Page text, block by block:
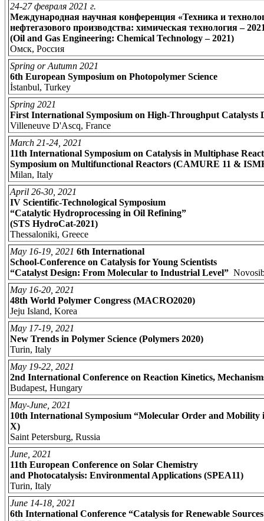
24-27 февраля 2021 г.
Международная научная конференция «Техника и
нефтегазового производства: химическая технология –
(Oil and Gas Engineering: Chemical Technology – 2021)
Омск, Россия
Spring or Autumn 2021
6th European Symposium on Photopolymer Science
İstanbul, Turkey
Spring 2021
First International Symposium on High-Throughput Catalysts
Villeneuve D'Ascq, France
March 21-24, 2021
11th International Symposium on Catalysis in Multiphase
Symposium on Multifunctional Reactors (CAMURE 11 &
Milan, Italy
April 26-30, 2021
IV Scientific-Technological Symposium
“Catalytic Hydroprocessing in Oil Refining”
(STS HydroCat-2021)
Thessaloniki, Greece
May 16-19, 2021 6th International
School-Conference on Catalysis for Young Scientists
“Catalyst Design: From Molecular to Industrial Level”
May 16-20, 2021
48th World Polymer Congress (MACRO2020)
Jeju Island, Korea
May 17-19, 2021
New Trends in Polymer Science (Polymers 2020)
Turin, Italy
May 19-22, 2021
2nd International Conference on Reaction Kinetics,
Budapest, Hungary
May-June, 2021
10th International Symposium “Molecular Order and Mobility
X)
Saint Petersburg, Russia
June, 2021
11th European Conference on Solar Chemistry
and Photocatalysis: Environmental Applications (SPEA11)
Turin, Italy
June 14-18, 2021
6th International Conference “Catalysis for Renewable